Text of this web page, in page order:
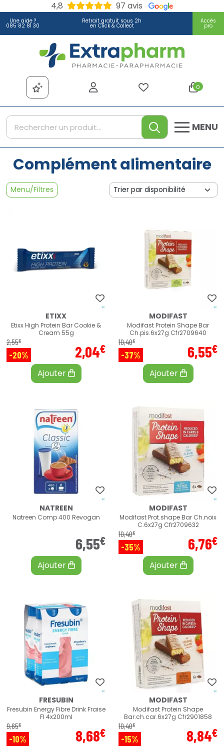
4,8 97 avis
Une aide ?
085 82 81 30
Retrait gratuit sous 2h
en Click & Collect
Accès
pro
Extrapharm Votre
0
MENU
Complément alimentaire
Menu/Filtres
ETIXX
Etixx High Protein Bar Cookie &
Cream 55g
2,55€
-20% 2,04€
Ajouter
MODIFAST
Modifast Protein Shape Bar
Ch.pis.6x27g Cfr2709640
10,40€
-37% 6,55€
Ajouter
NATREEN
Natreen Comp 400 Revogan
6,55€
Ajouter
MODIFAST
Modifast Prot.shape Bar Ch.noix
C.6x27g Cfr2709632
10,40€
-35% 6,76€
Ajouter
FRESUBIN
Fresubin Energy Fibre Drink Fraise
Fl 4x200ml
9,65€
-10% 8,68€
MODIFAST
Modifast Protein Shape
Bar.ch.car.6x27g Cfr2901858
10,40€
-15% 8,84€